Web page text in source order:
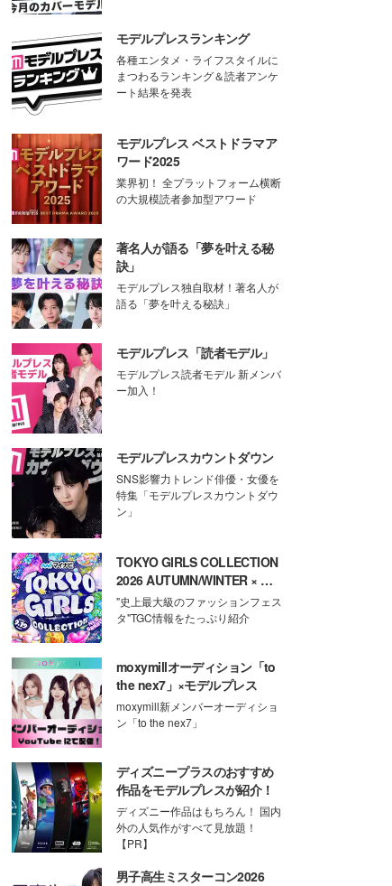
モデルプレスランキング
各種エンタメ・ライフスタイルに
まつわるランキング＆読者アンケ
ート結果を発表
モデルプレス ベストドラマア
ワード2025
業界初！ 全プラットフォーム横断
の大規模読者参加型アワード
著名人が語る「夢を叶える秘
訣」
モデルプレス独自取材！著名人が
語る「夢を叶える秘訣」
モデルプレス「読者モデル」
モデルプレス読者モデル 新メンバ
ー加入！
モデルプレスカウントダウン
SNS影響力トレンド俳優・女優を
特集「モデルプレスカウントダウ
ン」
TOKYO GIRLS COLLECTION
2026 AUTUMN/WINTER × モ
デルプレス
"史上最大級のファッションフェス
タ"TGC情報をたっぷり紹介
moxymillオーディション「to
the nex7」×モデルプレス
moxymill新メンバーオーディショ
ン「to the nex7」
ディズニープラスのおすすめ
作品をモデルプレスが紹介！
ディズニー作品はもちろん！ 国内
外の人気作がすべて見放題！
【PR】
男子高生ミスターコン2026